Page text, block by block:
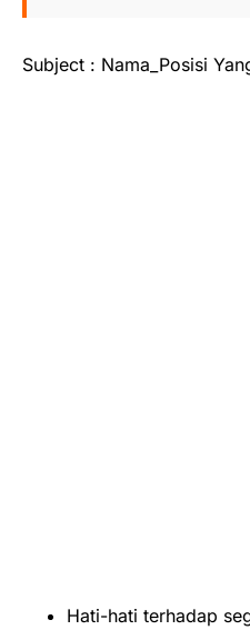
Subject : Nama_Posisi
Hati-hati terhadap